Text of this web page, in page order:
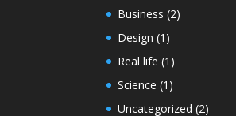
Business (2)
Design (1)
Real life (1)
Science (1)
Uncategorized (2)